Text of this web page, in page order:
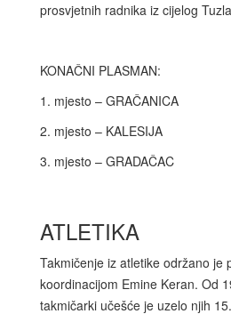
prosvjetnih radnika iz cijelog
KONAČNI PLASMAN:
1. mjesto – GRAČANICA
2. mjesto – KALESIJA
3. mjesto – GRADAČAC
ATLETIKA
Takmičenje iz atletike održano je
koordinacijom Emine Keran. Od
takmičarki učešće je uzelo njih 15.